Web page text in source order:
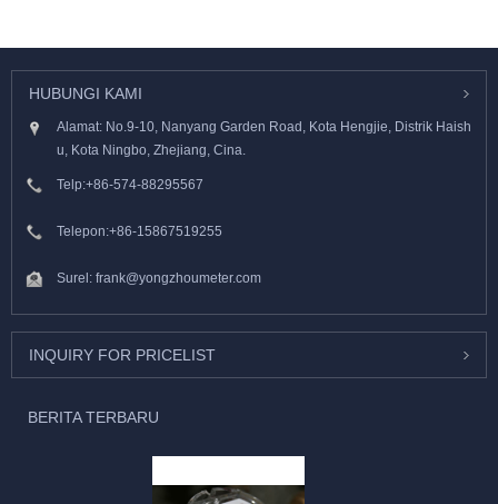
HUBUNGI KAMI
Alamat: No.9-10, Nanyang Garden Road, Kota Hengjie, Distrik Haish
u, Kota Ningbo, Zhejiang, Cina.
Telp:+86-574-88295567
Telepon:+86-15867519255
Surel: frank@yongzhoumeter.com
INQUIRY FOR PRICELIST
BERITA TERBARU